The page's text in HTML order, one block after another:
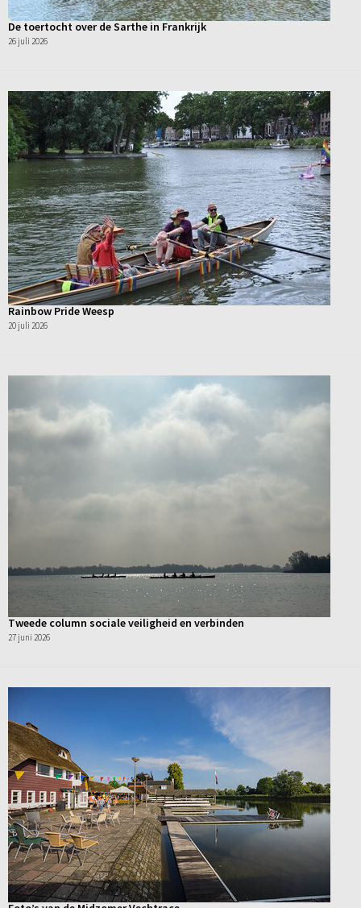
De toertocht over de Sarthe in Frankrijk
26 juli 2026
Rainbow Pride Weesp
20 juli 2026
Tweede column sociale veiligheid en verbinden
27 juni 2026